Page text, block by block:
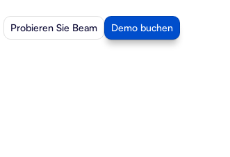
Probieren Sie Beam Demo buchen